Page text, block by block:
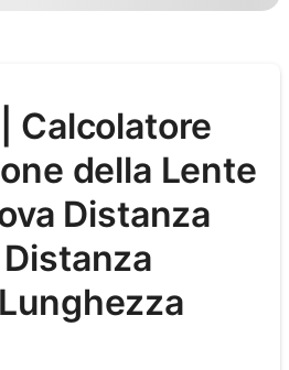
Calcolatore
della Lente
Distanza